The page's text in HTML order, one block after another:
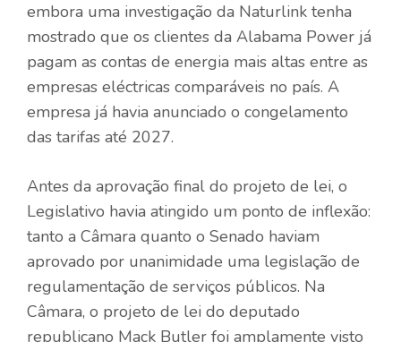
embora uma investigação da Naturlink tenha
mostrado que os clientes da Alabama Power já
pagam as contas de energia mais altas entre as
empresas eléctricas comparáveis ​​no país. A
empresa já havia anunciado o congelamento
das tarifas até 2027.
Antes da aprovação final do projeto de lei, o
Legislativo havia atingido um ponto de inflexão:
tanto a Câmara quanto o Senado haviam
aprovado por unanimidade uma legislação de
regulamentação de serviços públicos. Na
Câmara, o projeto de lei do deputado
republicano Mack Butler foi amplamente visto